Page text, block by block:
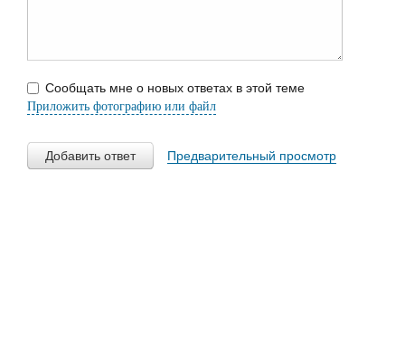
Сообщать мне о новых ответах в этой теме
Приложить фотографию или файл
Добавить ответ Предварительный просмотр